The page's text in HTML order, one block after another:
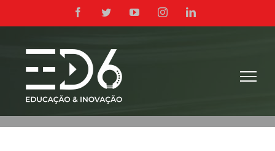
para
conteúdo
FacebookTwitterYouTubeInstagramLinkedIn